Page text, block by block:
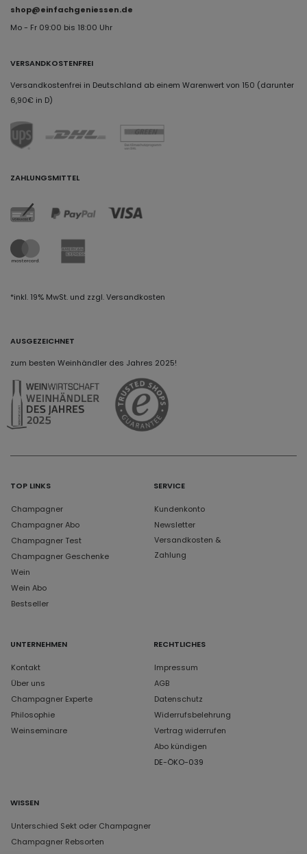
shop@einfachgeniessen.de
Mo - Fr 09:00 bis 18:00 Uhr
VERSANDKOSTENFREI
Versandkostenfrei in Deutschland ab einem Warenwert von 150 (darunter
6,90€ in D)
ZAHLUNGSMITTEL
*inkl. 19% MwSt. und zzgl. Versandkosten
AUSGEZEICHNET
zum besten Weinhändler des Jahres 2025!
TOP LINKS
Champagner
Champagner Abo
Champagner Test
Champagner Geschenke
Wein
Wein Abo
Bestseller
SERVICE
Kundenkonto
Newsletter
Versandkosten &
Zahlung
UNTERNEHMEN
Kontakt
Über uns
Champagner Experte
Philosophie
Weinseminare
RECHTLICHES
Impressum
AGB
Datenschutz
Widerrufsbelehrung
Vertrag widerrufen
Abo kündigen
DE-ÖKO-039
WISSEN
Unterschied Sekt oder Champagner
Champagner Rebsorten